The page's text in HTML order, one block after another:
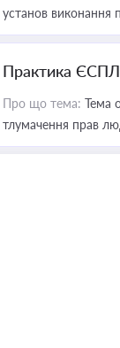
установ виконання
Практика ЄСПЛ
Про що тема: Тема
тлумачення прав